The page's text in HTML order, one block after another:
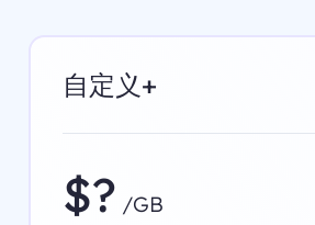
自定义+
$? /GB